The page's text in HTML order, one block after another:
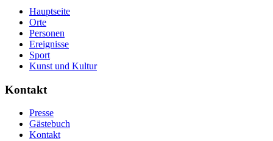
Hauptseite
Orte
Personen
Ereignisse
Sport
Kunst und Kultur
Kontakt
Presse
Gästebuch
Kontakt